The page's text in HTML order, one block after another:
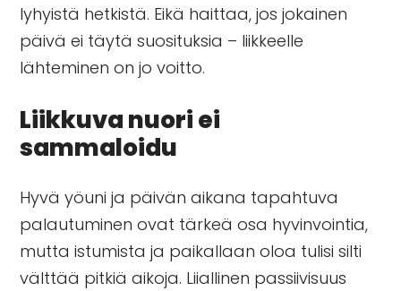
lyhyistä hetkistä. Eikä haittaa, jos jokainen
päivä ei täytä suosituksia – liikkeelle
lähteminen on jo voitto.
Liikkuva nuori ei
sammaloidu
Hyvä yöuni ja päivän aikana tapahtuva
palautuminen ovat tärkeä osa hyvinvointia,
mutta istumista ja paikallaan oloa tulisi silti
välttää pitkiä aikoja. Liiallinen passiivisuus